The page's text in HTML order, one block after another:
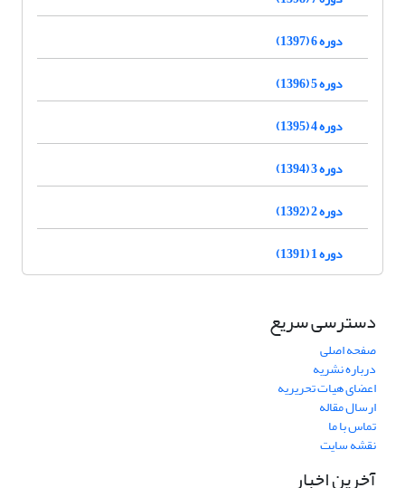
دوره 6 (1397)
دوره 5 (1396)
دوره 4 (1395)
دوره 3 (1394)
دوره 2 (1392)
دوره 1 (1391)
دسترسی سریع
صفحه اصلی
درباره نشریه
اعضای هیات تحریریه
ارسال مقاله
تماس با ما
نقشه سایت
آخرین اخبار